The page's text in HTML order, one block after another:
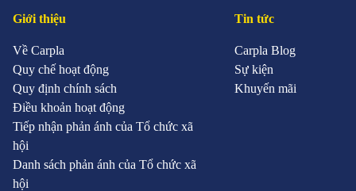
Giới thiệu
Về Carpla
Quy chế hoạt động
Quy định chính sách
Điều khoản hoạt động
Tiếp nhận phản ánh của Tổ chức xã
hội
Danh sách phản ánh của Tổ chức xã
hội
Tin tức
Carpla Blog
Sự kiện
Khuyến mãi